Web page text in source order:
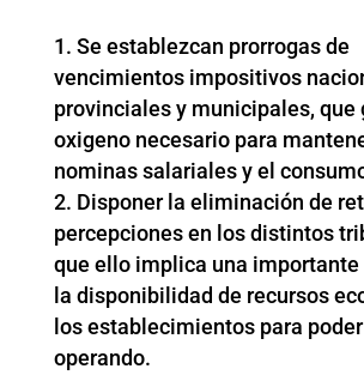
Se establezcan prorrogas de
vencimientos impositivos
provinciales y municipales, que
oxigeno necesario para
nominas salariales y el
Disponer la eliminación de
percepciones en los distintos
que ello implica una importante
la disponibilidad de recursos
los establecimientos para
operando.